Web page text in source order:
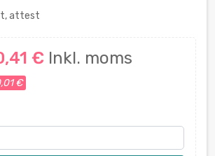
attest
€ Inkl. moms
€